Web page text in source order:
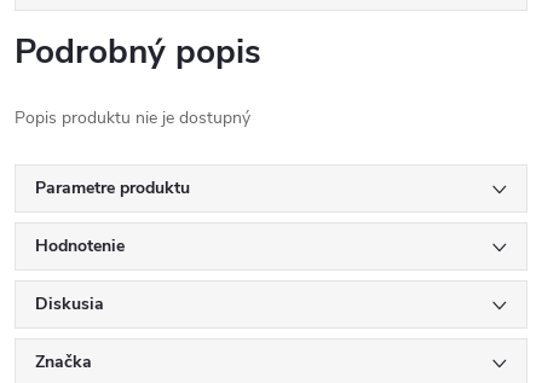
Podrobný popis
Popis produktu nie je dostupný
Parametre produktu
Hodnotenie
Diskusia
Značka